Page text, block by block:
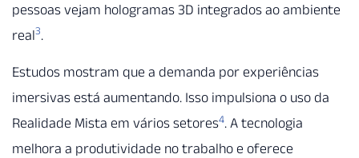
pessoas vejam hologramas 3D integrados ao ambiente
real3.
Estudos mostram que a demanda por experiências
imersivas está aumentando. Isso impulsiona o uso da
Realidade Mista em vários setores4. A tecnologia
melhora a produtividade no trabalho e oferece